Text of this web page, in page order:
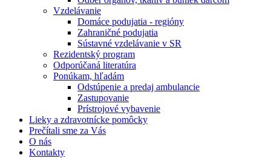
Vzdelávanie
Domáce podujatia - regióny
Zahraničné podujatia
Sústavné vzdelávanie v SR
Rezidentský program
Odporúčaná literatúra
Ponúkam, hľadám
Odstúpenie a predaj ambulancie
Zastupovanie
Prístrojové vybavenie
Lieky a zdravotnícke pomôcky
Prečítali sme za Vás
O nás
Kontakty